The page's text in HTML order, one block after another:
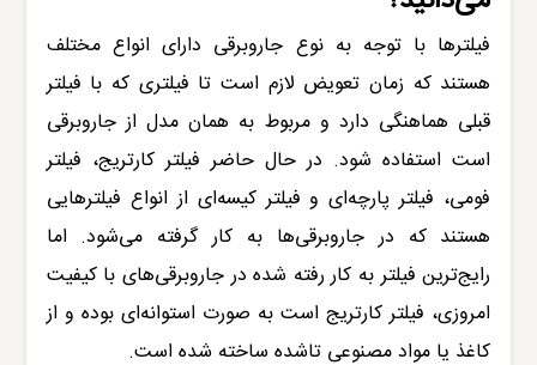
فیلترها با توجه به نوع جاروبرقی دارای انواع مختلف
هستند که زمان تعویض لازم است تا فیلتری که با فیلتر
قبلی هماهنگی دارد و مربوط به همان مدل از جاروبرقی
است استفاده شود. در حال حاضر فیلتر کارتریج، فیلتر
فومی، فیلتر پارچه‌ای و فیلتر کیسه‌ای از انواع فیلترهایی
هستند که در جاروبرقی‌ها به کار گرفته می‌شود. اما
رایج‌ترین فیلتر به کار رفته شده در جاروبرقی‌های با کیفیت
امروزی، فیلتر کارتریج است به صورت استوانه‌ای بوده و از
کاغذ یا مواد مصنوعی تاشده ساخته شده است.